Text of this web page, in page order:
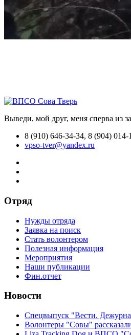
Выведи, мой друг, меня сперва из
8 (910) 646-34-34, 8 (904) 014-
vpso-tver@yandex.ru
Отряд
Нужды отряда
Заявка на поиск
Стать волонтером
Полезная информация
Мероприятия
Наши публикации
Фин.отчет
Новости
Спецвыпуск "Вести.
Волонтеры "Совы"